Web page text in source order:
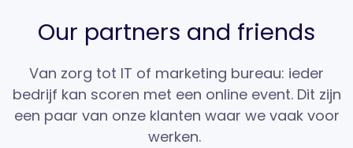
Our partners and friends
Van zorg tot IT of marketing bureau: ieder
bedrijf kan scoren met een online event. Dit zijn
een paar van onze klanten waar we vaak voor
werken.